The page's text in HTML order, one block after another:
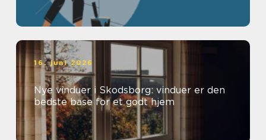
16. juni 2026
Nye vinduer i Skodsborg: vinduer er den
bedste base for et godt hjem